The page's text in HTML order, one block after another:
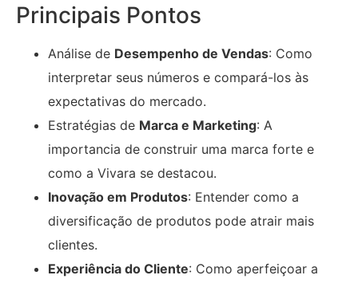
Principais Pontos
Análise de Desempenho de Vendas: Como
interpretar seus números e compará-los às
expectativas do mercado.
Estratégias de Marca e Marketing: A
importancia de construir uma marca forte e
como a Vivara se destacou.
Inovação em Produtos: Entender como a
diversificação de produtos pode atrair mais
clientes.
Experiência do Cliente: Como aperfeiçoar a